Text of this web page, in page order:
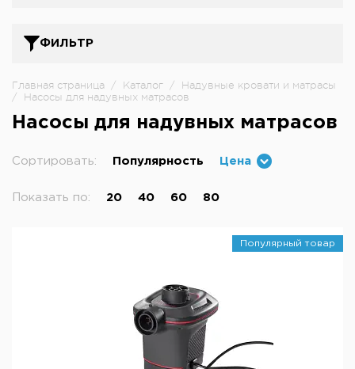
ФИЛЬТР
Главная страница / Каталог /
Надувные кровати и матрасы
/
Насосы для надувных матрасов
Насосы для надувных матрасов
Сортировать: Популярность Цена
Показать по: 20 40 60 80
Популярный товар